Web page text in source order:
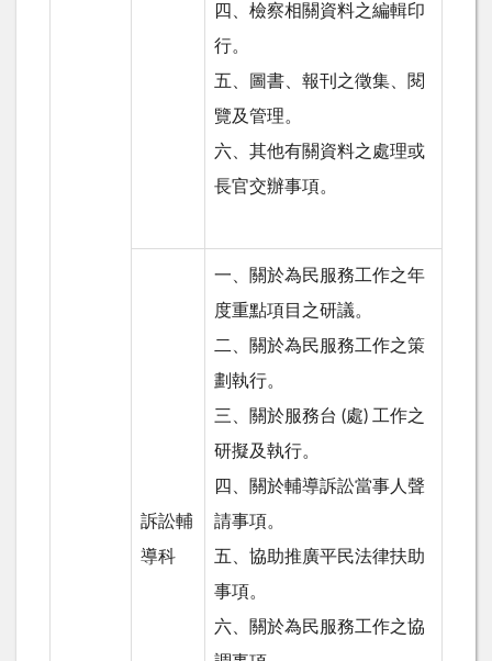
四、檢察相關資料之編輯印
行。
五、圖書、報刊之徵集、閱
覽及管理。
六、其他有關資料之處理或
長官交辦事項。
訴訟輔
導科
一、關於為民服務工作之年
度重點項目之研議。
二、關於為民服務工作之策
劃執行。
三、關於服務台 (處) 工作之
研擬及執行。
四、關於輔導訴訟當事人聲
請事項。
五、協助推廣平民法律扶助
事項。
六、關於為民服務工作之協